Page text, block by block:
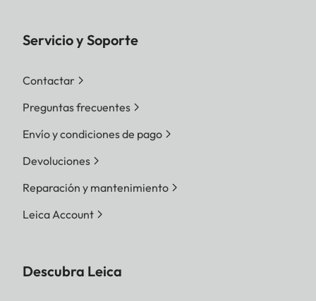
Servicio y Soporte
Contactar
Preguntas frecuentes
Envío y condiciones de pago
Devoluciones
Reparación y mantenimiento
Leica Account
Descubra Leica